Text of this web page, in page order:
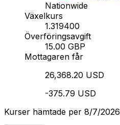
Nationwide
Växelkurs
1.319400
Överföringsavgift
15.00 GBP
Mottagaren får
26,368.20 USD
-375.79 USD
Kurser hämtade per 8/7/2026